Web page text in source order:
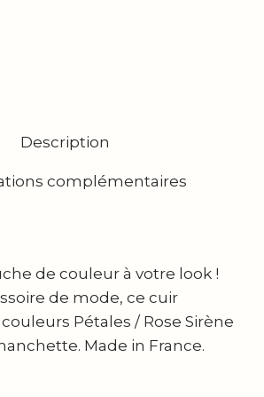
Description
complémentaires
de couleur à votre look !
de mode, ce cuir
Pétales / Rose Sirène
Made in France.